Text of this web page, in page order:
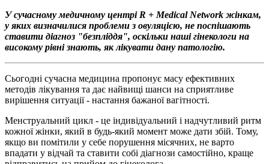
У сучасному медичному центрі R + Medical Network жінкам,
у яких визначилися проблеми з овуляцією, не поспішають
ставити діагноз "безпліддя", оскільки наші гінекологи на
високому рівні знають, як лікувати дану патологію.
Сьогодні сучасна медицина пропонує масу ефективних
методів лікування та дає найвищі шанси на сприятливе
вирішення ситуації - настання бажаної вагітності.
Менструальний цикл - це індивідуальний і надчутливий ритм
кожної жінки, який в будь-який момент може дати збій. Тому,
якщо ви помітили у себе порушення місячних, не варто
впадати у відчай та ставити собі діагнози самостійно, краще